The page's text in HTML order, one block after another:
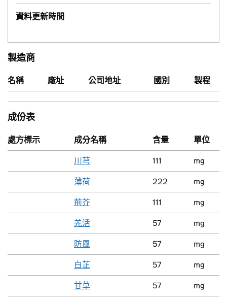
資料更新時間
製造商
名稱 廠址 公司地址 國別 製程
成份表
處方標示 成分名稱 含量 單位
川芎 111 mg
薄荷 222 mg
荊芥 111 mg
羌活 57 mg
防風 57 mg
白芷 57 mg
甘草 57 mg